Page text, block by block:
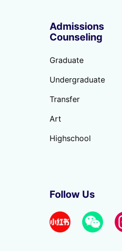
Admissions
Counseling
Graduate
Undergraduate
Transfer
Art
Highschool
Follow Us